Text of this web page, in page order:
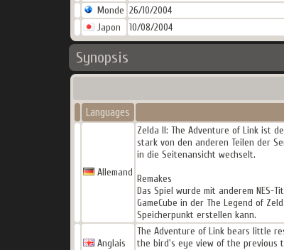
Monde 26/10/2004
Japon
10/08/2004
Synopsis
Languages
Allemand
Zelda II: The Adventure of Link ist
stark von den anderen Teilen der
in die Seitenansicht wechselt.
Remakes
Das Spiel wurde mit anderem NES-
GameCube in der The Legend of
Speicherpunkt erstellen kann.
Anglais
The Adventure of Link bears little
the bird's eye view of the previous